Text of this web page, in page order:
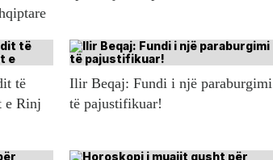
të
e Rinj
Ilir Beqaj: Fundi i një paraburgimi
të pajustifikuar!